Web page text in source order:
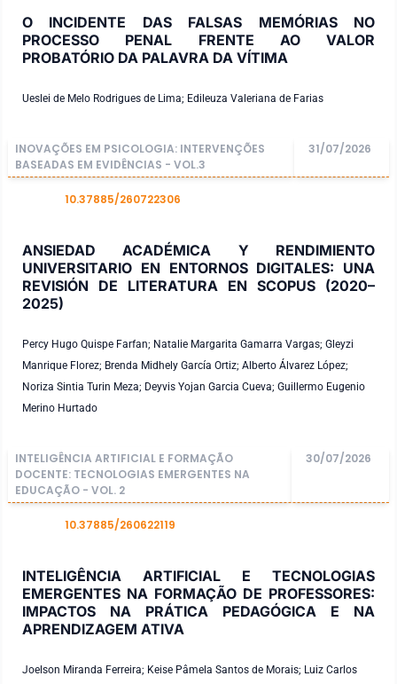
O INCIDENTE DAS FALSAS MEMÓRIAS NO
PROCESSO PENAL FRENTE AO VALOR
PROBATÓRIO DA PALAVRA DA VÍTIMA
Ueslei de Melo Rodrigues de Lima; Edileuza Valeriana de Farias
INOVAÇÕES EM PSICOLOGIA: INTERVENÇÕES
BASEADAS EM EVIDÊNCIAS - VOL.3
31/07/2026
10.37885/260722306
ANSIEDAD ACADÉMICA Y RENDIMIENTO
UNIVERSITARIO EN ENTORNOS DIGITALES: UNA
REVISIÓN DE LITERATURA EN SCOPUS (2020–
2025)
Percy Hugo Quispe Farfan; Natalie Margarita Gamarra Vargas; Gleyzi
Manrique Florez; Brenda Midhely García Ortiz; Alberto Álvarez López;
Noriza Sintia Turin Meza; Deyvis Yojan Garcia Cueva; Guillermo Eugenio
Merino Hurtado
INTELIGÊNCIA ARTIFICIAL E FORMAÇÃO
DOCENTE: TECNOLOGIAS EMERGENTES NA
EDUCAÇÃO - VOL. 2
30/07/2026
10.37885/260622119
INTELIGÊNCIA ARTIFICIAL E TECNOLOGIAS
EMERGENTES NA FORMAÇÃO DE PROFESSORES:
IMPACTOS NA PRÁTICA PEDAGÓGICA E NA
APRENDIZAGEM ATIVA
Joelson Miranda Ferreira; Keise Pâmela Santos de Morais; Luiz Carlos